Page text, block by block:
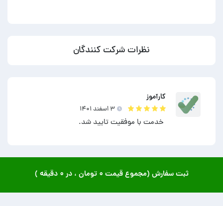
نظرات شرکت کنندگان
کارآموز
۳ اسفند ۱۴۰۱
خدمت با موفقیت تایید شد.
ثبت سفارش (مجموع قیمت ۰ تومان ، در ۰ دقیقه )